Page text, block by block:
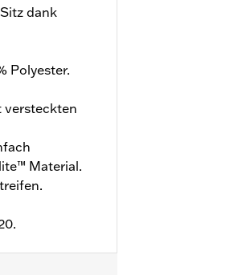
dank
Polyester.
versteckten
Material.